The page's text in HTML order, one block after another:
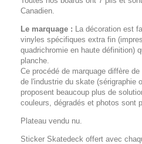
Canadien.
Le marquage : La décoration est
vinyles spécifiques extra fin
quadrichromie en haute définition)
planche.
Ce procédé de marquage diffère
de l'industrie du skate (sérigraphie
proposent beaucoup plus de
couleurs, dégradés et photos sont
Plateau vendu nu.
Sticker Skatedeck offert avec